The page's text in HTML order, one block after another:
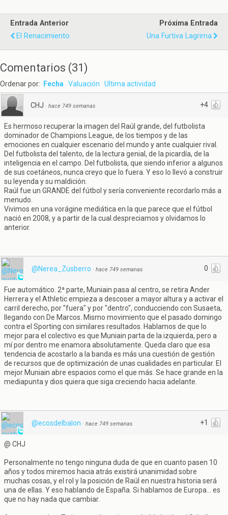
Entrada Anterior
El Renacimiento
Próxima Entrada
Una Furtiva Lagrima
Comentarios (31)
Ordenar por: Fecha Valuación Ultima actividad
+4
CHJ · hace 749 semanas
Es hermoso recuperar la imagen del Raúl grande, del futbolista
dominador de Champions League, de los tiempos y de las
emociones en cualquier escenario del mundo y ante cualquier rival.
Del futbolista del talento, de la lectura genial, de la picardía, de la
inteligencia en el campo. Del futbolista, que siendo inferior a algunos
de sus coetáneos, nunca creyo que lo fuera. Y eso lo llevó a construir
su leyenda y su maldición.
Raúl fue un GRANDE del fútbol y sería conveniente recordarlo más a
menudo.
Vivimos en una vorágine mediática en la que parece que el fútbol
nació en 2008, y a partir de la cual despreciamos y olvidamos lo
anterior.
0
@Nerea_Zusberro · hace 749 semanas
Fue automático. 2ª parte, Muniain pasa al centro, se retira Ander
Herrera y el Athletic empieza a descoser a mayor altura y a activar el
carril derecho, por "fuera" y por "dentro", conducciendo con Susaeta,
llegando con De Marcos. Mismo movimiento que el pasado domingo
contra el Sporting con similares resultados. Hablamos de que lo
mejor para el colectivo es que Muniain parta de la izquierda, pero a
mí por dentro me enamora absolutamente. Queda claro que esa
tendencia de acostarlo a la banda es más una cuestión de gestión
de recursos que de optimización de unas cualidades en particular. El
mejor Muniain abre espacios como el que más. Se hace grande en la
mediapunta y dios quiera que siga creciendo hacia adelante.
+1
@ecosdelbalon · hace 749 semanas
@ CHJ
Personalmente no tengo ninguna duda de que en cuanto pasen 10
años y todos miremos hacia atrás existirá unanimidad sobre
muchas cosas, y el rol y la posición de Raúl en nuestra historia será
una de ellas. Y eso hablando de España. Si hablamos de Europa... es
que no hay nada que cambiar.